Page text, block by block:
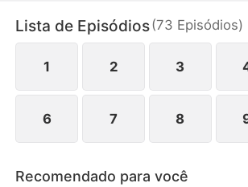
recupera o poder, a dignidade e luta
Lista de Episódios(73 Episódios)
1 2 3
6 7 8
Recomendado para você